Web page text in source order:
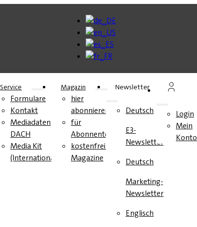
Service
Formulare
Kontakt
Mediadaten
DACH
Media Kit
(International)
Magazin
hier
abonnieren
für
Abonnenten
kostenfreie
Magazine
Newsletter
Deutsch
E3-
Newsletter
Deutsch
Marketing-
Newsletter
Englisch
Login
Mein
Konto